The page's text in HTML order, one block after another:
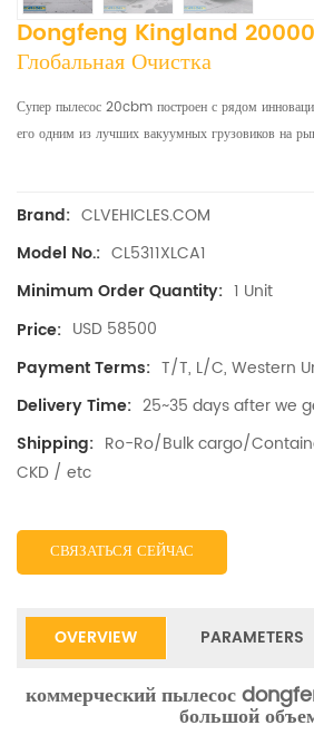
Dongfeng Kingland
Глобальная Очистка
Супер пылесос 20cbm построен с рядом
его одним из лучших вакуумных грузовиков на
Brand: CLVEHICLES.COM
Model No.: CL5311XLCA1
Minimum Order Quantity: 1 Unit
Price: USD 58500
Payment Terms: T/T, L/C, Western
Delivery Time: 25~35 days after we
Shipping: Ro-Ro/Bulk cargo/
CKD / etc
СВЯЗАТЬСЯ СЕЙЧАС
OVERVIEW PARAMETERS
коммерческий пылесос
большой